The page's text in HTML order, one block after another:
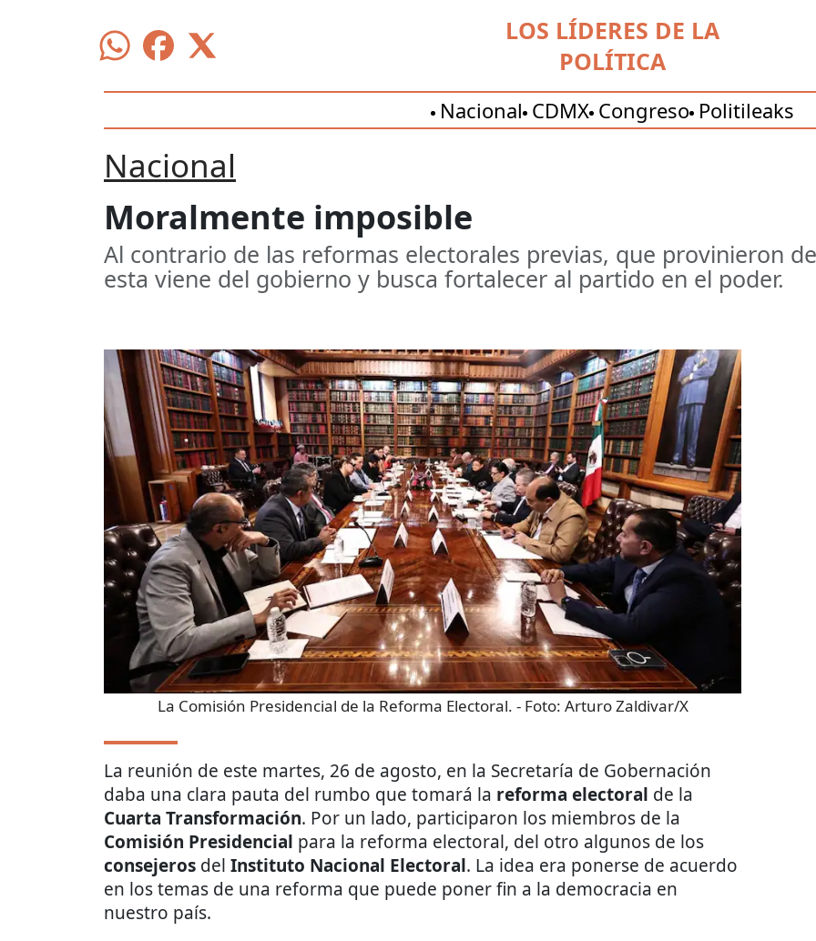
LOS LÍDERES DE LA
POLÍTICA
Nacional CDMX Congreso Politileaks
Nacional
Moralmente imposible
Al contrario de las reformas electorales previas, que provinieron
esta viene del gobierno y busca fortalecer al partido en el poder.
La Comisión Presidencial de la Reforma Electoral. - Foto: Arturo Zaldivar/X
La reunión de este martes, 26 de agosto, en la Secretaría de Gobernación
daba una clara pauta del rumbo que tomará la reforma electoral de la
Cuarta Transformación. Por un lado, participaron los miembros de la
Comisión Presidencial para la reforma electoral, del otro algunos de los
consejeros del Instituto Nacional Electoral. La idea era ponerse de acuerdo
en los temas de una reforma que puede poner fin a la democracia en
nuestro país.